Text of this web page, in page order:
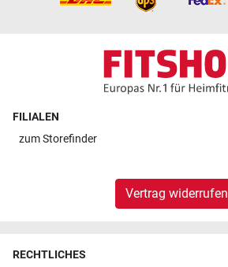
FILIALEN
zumStorefinder
Vertrag widerrufen
RECHTLICHES